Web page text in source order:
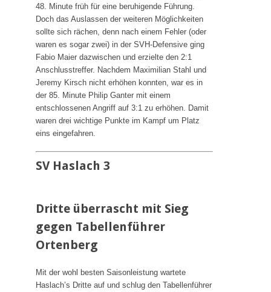
48. Minute früh für eine beruhigende Führung.
Doch das Auslassen der weiteren Möglichkeiten
sollte sich rächen, denn nach einem Fehler (oder
waren es sogar zwei) in der SVH-Defensive ging
Fabio Maier dazwischen und erzielte den 2:1
Anschlusstreffer. Nachdem Maximilian Stahl und
Jeremy Kirsch nicht erhöhen konnten, war es in
der 85. Minute Philip Ganter mit einem
entschlossenen Angriff auf 3:1 zu erhöhen. Damit
waren drei wichtige Punkte im Kampf um Platz
eins eingefahren.
SV Haslach 3
Dritte überrascht mit Sieg
gegen Tabellenführer
Ortenberg
Mit der wohl besten Saisonleistung wartete
Haslach’s Dritte auf und schlug den Tabellenführer